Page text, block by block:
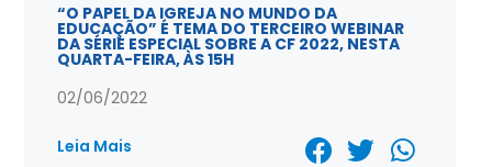
“O PAPEL DA IGREJA NO MUNDO DA
EDUCAÇÃO” É TEMA DO TERCEIRO WEBINAR
DA SÉRIE ESPECIAL SOBRE A CF 2022, NESTA
QUARTA-FEIRA, ÀS 15H
02/06/2022
Leia Mais